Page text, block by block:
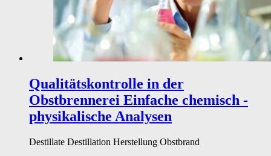
Qualitätskontrolle in der
Obstbrennerei Einfache chemisch -
physikalische Analysen
Destillate Destillation Herstellung Obstbrand